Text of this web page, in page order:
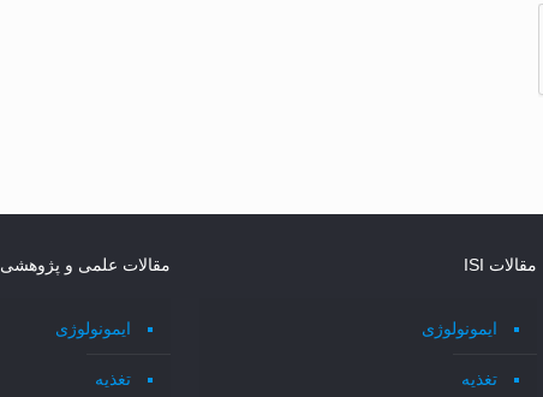
مقالات ISI
ایمونولوژی
تغذیه
مقالات علمی و پژوهشی
ایمونولوژی
تغذیه